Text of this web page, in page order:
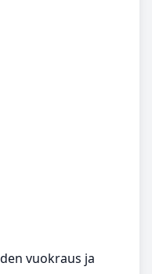
vuokraus ja